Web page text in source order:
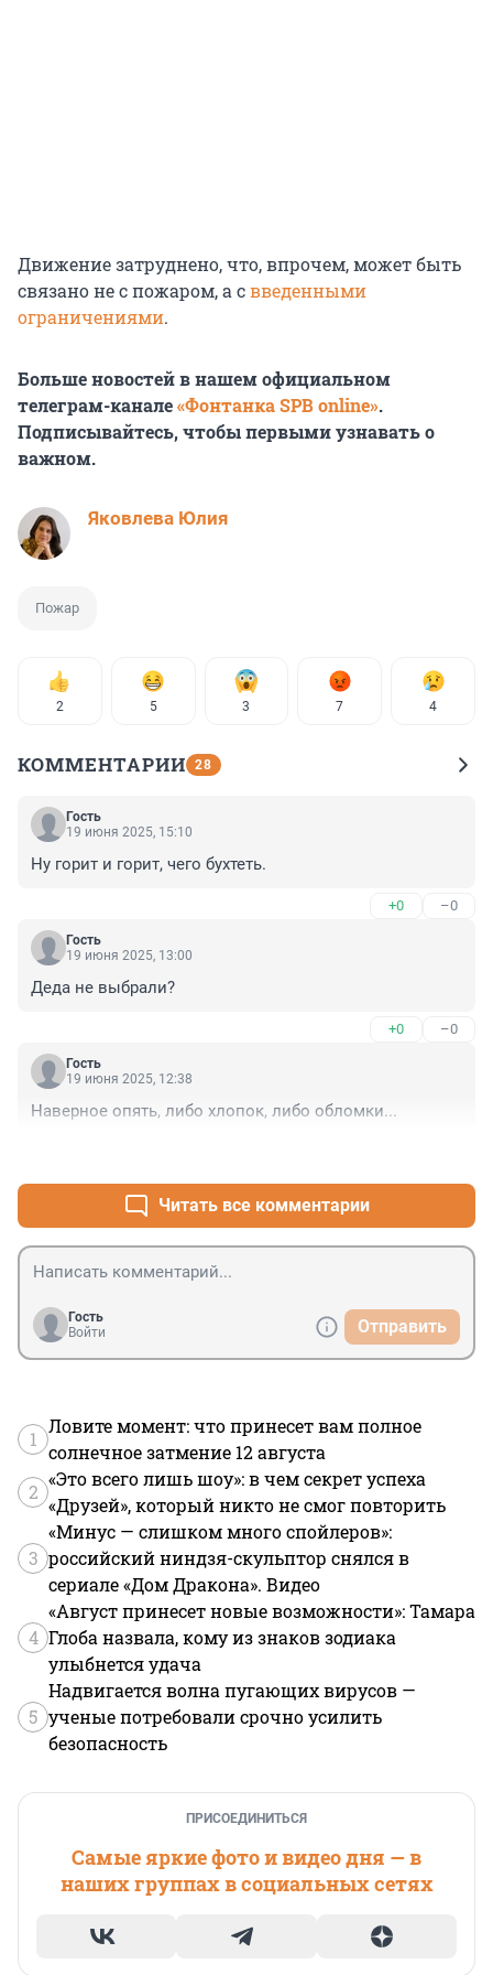
Движение затруднено, что, впрочем, может быть
связано не с пожаром, а свведенными
ограничениями.
Больше новостей в нашем официальном
телеграм-канале«Фонтанка SPB online».
Подписывайтесь, чтобы первыми узнавать о
важном.
Яковлева Юлия
Пожар
2 5 3 7 4
КОММЕНТАРИИ 28
Гость
19 июня 2025, 15:10
Ну горит и горит, чего бухтеть.
+0 –0
Гость
19 июня 2025, 13:00
Деда не выбрали?
+0 –0
Гость
19 июня 2025, 12:38
Наверное опять, либо хлопок, либо обломки...
Читать все комментарии
Гость
Войти
Отправить
1
Ловите момент: что принесет вам полное
солнечное затмение 12 августа
2
«Это всего лишь шоу»: в чем секрет успеха
«Друзей», который никто не смог повторить
3
«Минус — слишком много спойлеров»:
российский ниндзя-скульптор снялся в
сериале «Дом Дракона». Видео
4
«Август принесет новые возможности»: Тамара
Глоба назвала, кому из знаков зодиака
улыбнется удача
5
Надвигается волна пугающих вирусов —
ученые потребовали срочно усилить
безопасность
ПРИСОЕДИНИТЬСЯ
Самые яркие фото и видео дня — в
наших группах в социальных сетях